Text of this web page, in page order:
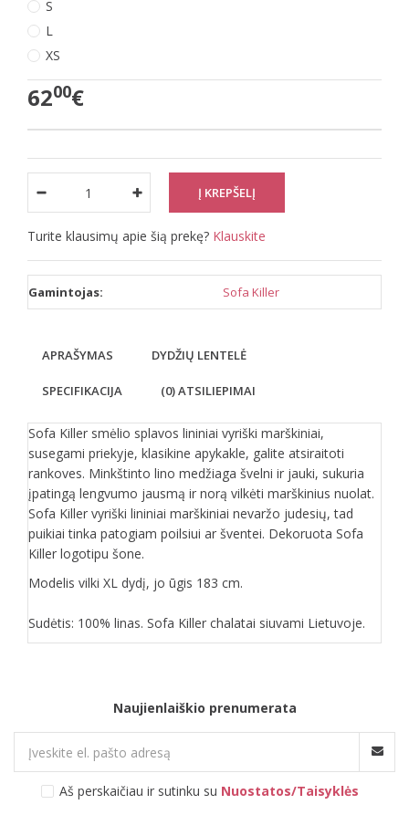
S
L
XS
6200€
Turite klausimų apie šią prekę? Klauskite
Gamintojas: Sofa Killer
APRAŠYMAS DYDŽIŲ LENTELĖ
SPECIFIKACIJA (0) ATSILIEPIMAI
Sofa Killer smėlio splavos lininiai vyriški marškiniai,
susegami priekyje, klasikine apykakle, galite atsiraitoti
rankoves. Minkštinto lino medžiaga švelni ir jauki, sukuria
įpatingą lengvumo jausmą ir norą vilkėti marškinius nuolat.
Sofa Killer vyriški lininiai marškiniai nevaržo judesių, tad
puikiai tinka patogiam poilsiui ar šventei. Dekoruota Sofa
Killer logotipu šone.
Modelis vilki XL dydį, jo ūgis 183 cm.
Sudėtis: 100% linas. Sofa Killer chalatai siuvami Lietuvoje.
Naujienlaiškio prenumerata
Aš perskaičiau ir sutinku su Nuostatos/Taisyklės